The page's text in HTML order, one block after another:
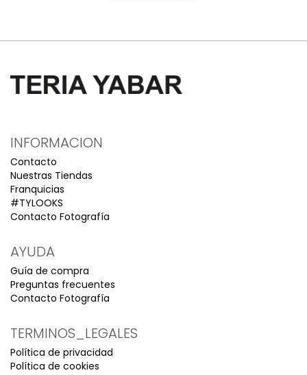
INFORMACION
Contacto
Nuestras Tiendas
Franquicias
#TYLOOKS
Contacto Fotografía
AYUDA
Guía de compra
Preguntas frecuentes
Contacto Fotografía
TERMINOS_LEGALES
Política de privacidad
Política de cookies